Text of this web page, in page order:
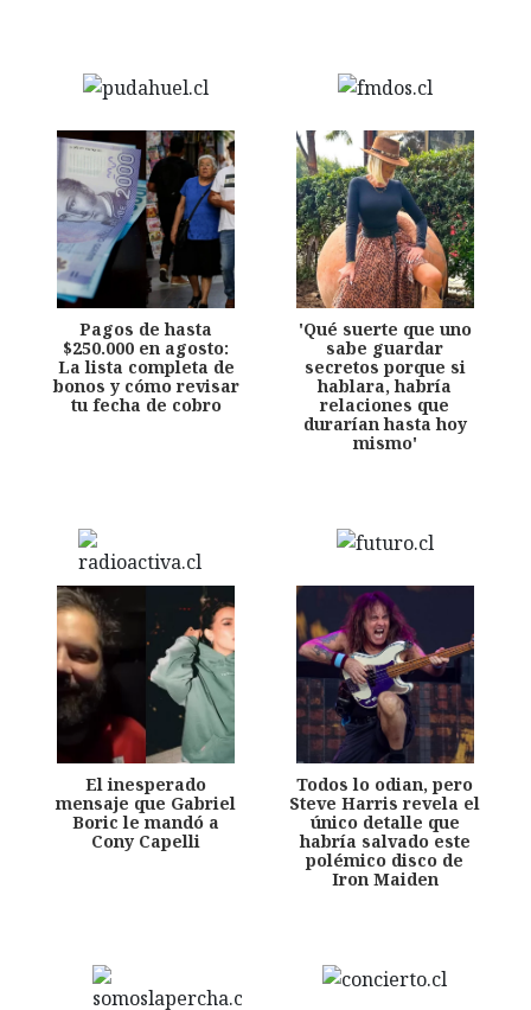
Pagos de hasta
$250.000 en agosto:
La lista completa de
bonos y cómo revisar
tu fecha de cobro
'Qué suerte que uno
sabe guardar
secretos porque si
hablara, habría
relaciones que
durarían hasta hoy
mismo'
El inesperado
mensaje que Gabriel
Boric le mandó a
Cony Capelli
Todos lo odian, pero
Steve Harris revela el
único detalle que
habría salvado este
polémico disco de
Iron Maiden